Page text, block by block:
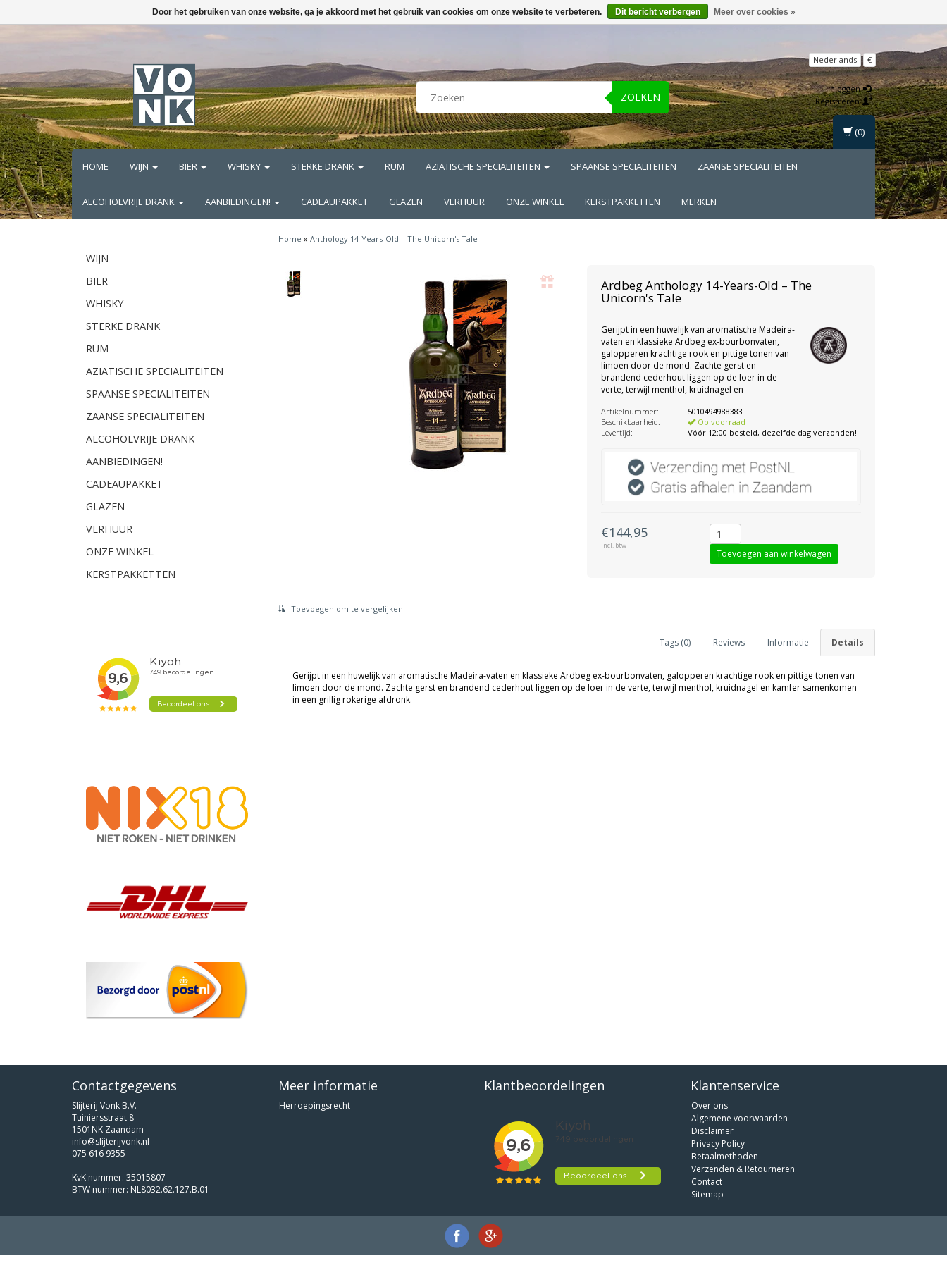
ZOEKEN
Nederlands €
Inloggen
Registreren
HOME WIJN BIER WHISKY STERKE DRANK RUM AZIATISCHE SPECIALITEITEN SPAANSE SPECIALITEITEN ZAANSE SPECIALITEITEN
ALCOHOLVRIJE DRANK AANBIEDINGEN! CADEAUPAKKET GLAZEN VERHUUR ONZE WINKEL KERSTPAKKETTEN MERKEN
(0)
WIJN
BIER
WHISKY
STERKE DRANK
RUM
AZIATISCHE SPECIALITEITEN
SPAANSE SPECIALITEITEN
ZAANSE SPECIALITEITEN
ALCOHOLVRIJE DRANK
AANBIEDINGEN!
CADEAUPAKKET
GLAZEN
VERHUUR
ONZE WINKEL
KERSTPAKKETTEN
Home » Anthology 14-Years-Old – The Unicorn's Tale
ArdbegAnthology 14-Years-Old – The
Unicorn's Tale
Gerijpt in een huwelijk van aromatische Madeira-
vaten en klassieke Ardbeg ex-bourbonvaten,
galopperen krachtige rook en pittige tonen van
limoen door de mond. Zachte gerst en
brandend cederhout liggen op de loer in de
verte, terwijl menthol, kruidnagel en
Artikelnummer:
5010494988383
Beschikbaarheid:
Op voorraad
Levertijd:
Vóór 12:00 besteld, dezelfde dag verzonden!
€144,95
Incl. btw
Toevoegen om te vergelijken
Details
Informatie
Reviews
Tags (0)
Gerijpt in een huwelijk van aromatische Madeira-vaten en klassieke Ardbeg ex-bourbonvaten, galopperen krachtige rook en pittige tonen van
limoen door de mond. Zachte gerst en brandend cederhout liggen op de loer in de verte, terwijl menthol, kruidnagel en kamfer samenkomen
in een grillig rokerige afdronk.
Contactgegevens
Slijterij Vonk B.V.
Tuiniersstraat 8
1501NK Zaandam
info@slijterijvonk.nl
075 616 9355
KvK nummer: 35015807
BTW nummer: NL8032.62.127.B.01
Meer informatie
Herroepingsrecht
Klantbeoordelingen Klantenservice
Over ons
Algemene voorwaarden
Disclaimer
Privacy Policy
Betaalmethoden
Verzenden & Retourneren
Contact
Sitemap
Door het gebruiken van onze website, ga je akkoord met het gebruik van cookies om onze website te verbeteren. Dit bericht verbergen Meer over cookies »